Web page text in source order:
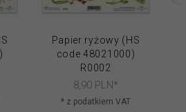
Papier ryżowy (HS
code 48021000)
R0002
8,90 PLN*
* z podatkiem VAT